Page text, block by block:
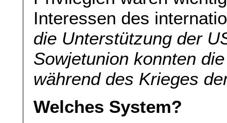
Interessen des
die Unterstützung der
Sowjetunion konnten
während des Krieges
Welches System?